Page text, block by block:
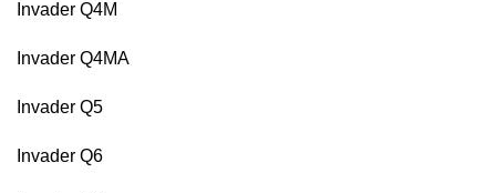
Invader Q4M
Invader Q4MA
Invader Q5
Invader Q6